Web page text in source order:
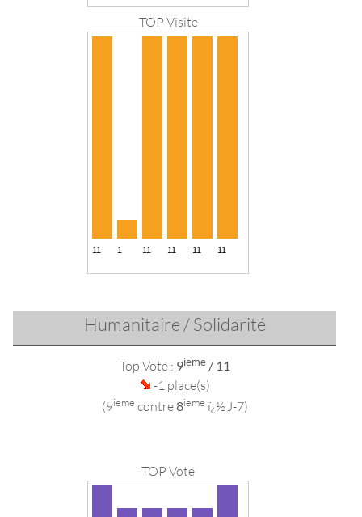
TOP Visite
Humanitaire / Solidarité
Top Vote : 9ieme/ 11
-1 place(s)
(9ieme contre8ieme ï¿½ J-7)
TOP Vote